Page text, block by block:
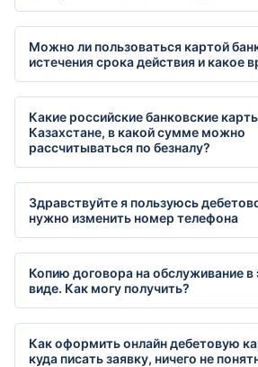
Можно ли пользоваться картой
истечения срока действия и какое
Какие российские банковские
Казахстане, в какой сумме можно
рассчитываться по безналу?
Здравствуйте я пользуюсь
нужно изменить номер телефона
Копию договора на обслуживание
виде. Как могу получить?
Как оформить онлайн дебетовую
куда писать заявку, ничего не